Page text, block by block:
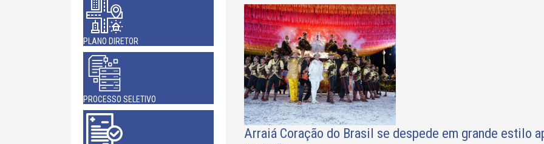
PLANO DIRETOR
PROCESSO SELETIVO
Arraiá Coração do Brasil se despede em grande estilo